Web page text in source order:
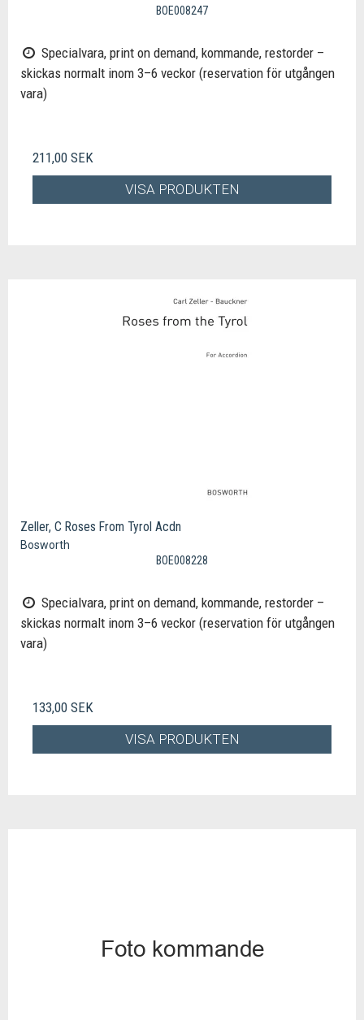
BOE008247
Specialvara, print on demand, kommande, restorder –
skickas normalt inom 3–6 veckor (reservation för utgången
vara)
211,00 SEK
VISA PRODUKTEN
Zeller, C Roses From Tyrol Acdn
Bosworth
BOE008228
Specialvara, print on demand, kommande, restorder –
skickas normalt inom 3–6 veckor (reservation för utgången
vara)
133,00 SEK
VISA PRODUKTEN